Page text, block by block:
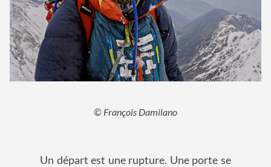
© François Damilano
Un départ est une rupture. Une porte se